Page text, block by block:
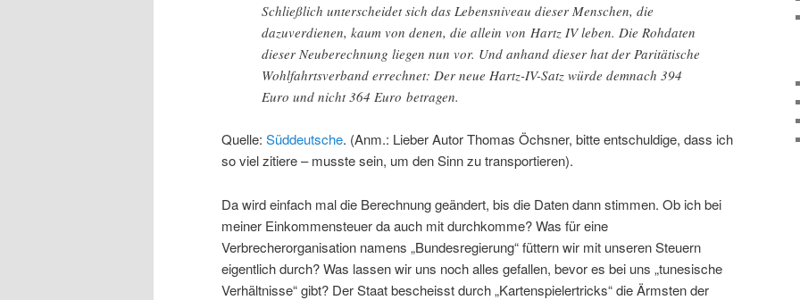
Schließlich unterscheidet sich das Lebensniveau dieser Menschen, die
dazuverdienen, kaum von denen, die allein von Hartz IV leben. Die Rohdaten
dieser Neuberechnung liegen nun vor. Und anhand dieser hat der Paritätische
Wohlfahrtsverband errechnet: Der neue Hartz-IV-Satz würde demnach 394
Euro und nicht 364 Euro betragen.
Quelle: Süddeutsche. (Anm.: Lieber Autor Thomas Öchsner, bitte entschuldige, dass ich
so viel zitiere – musste sein, um den Sinn zu transportieren).
Da wird einfach mal die Berechnung geändert, bis die Daten dann stimmen. Ob ich bei
meiner Einkommensteuer da auch mit durchkomme? Was für eine
Verbrecherorganisation namens „Bundesregierung“ füttern wir mit unseren Steuern
eigentlich durch? Was lassen wir uns noch alles gefallen, bevor es bei uns „tunesische
Verhältnisse“ gibt? Der Staat bescheisst durch „Kartenspielertricks“ die Ärmsten der